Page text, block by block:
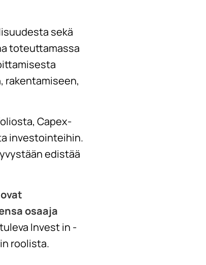
sekä
toteuttamassa
rakentamiseen,
Capex-
investointeihin.
edistää
osaaja
Invest in -
roolista.